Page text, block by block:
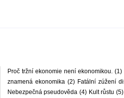
Proč tržní ekonomie není ekonomikou. (1)
znamená ekonomika (2) Fatální zúžení
Nebezpečná pseudověda (4) Kult růstu